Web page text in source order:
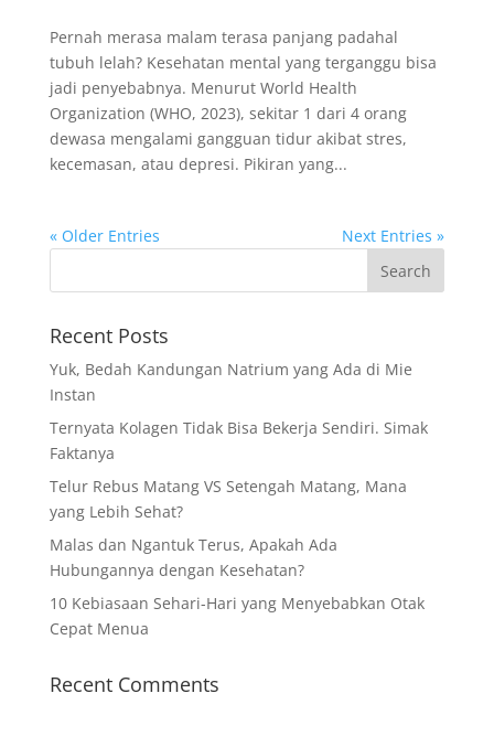
Pernah merasa malam terasa panjang padahal
tubuh lelah? Kesehatan mental yang terganggu bisa
jadi penyebabnya. Menurut World Health
Organization (WHO, 2023), sekitar 1 dari 4 orang
dewasa mengalami gangguan tidur akibat stres,
kecemasan, atau depresi. Pikiran yang...
« Older Entries Next Entries »
Recent Posts
Yuk, Bedah Kandungan Natrium yang Ada di Mie
Instan
Ternyata Kolagen Tidak Bisa Bekerja Sendiri. Simak
Faktanya
Telur Rebus Matang VS Setengah Matang, Mana
yang Lebih Sehat?
Malas dan Ngantuk Terus, Apakah Ada
Hubungannya dengan Kesehatan?
10 Kebiasaan Sehari-Hari yang Menyebabkan Otak
Cepat Menua
Recent Comments